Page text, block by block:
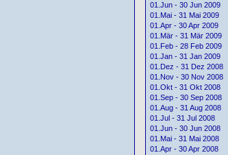
01.Jun - 30 Jun 2009
01.Mai - 31 Mai 2009
01.Apr - 30 Apr 2009
01.Mär - 31 Mär 2009
01.Feb - 28 Feb 2009
01.Jan - 31 Jan 2009
01.Dez - 31 Dez 2008
01.Nov - 30 Nov 2008
01.Okt - 31 Okt 2008
01.Sep - 30 Sep 2008
01.Aug - 31 Aug 2008
01.Jul - 31 Jul 2008
01.Jun - 30 Jun 2008
01.Mai - 31 Mai 2008
01.Apr - 30 Apr 2008